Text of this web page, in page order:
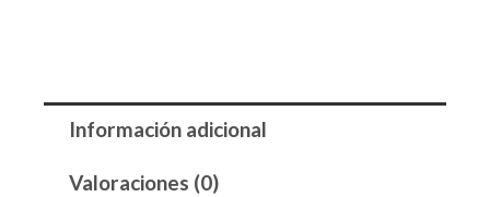
Información adicional
Valoraciones (0)